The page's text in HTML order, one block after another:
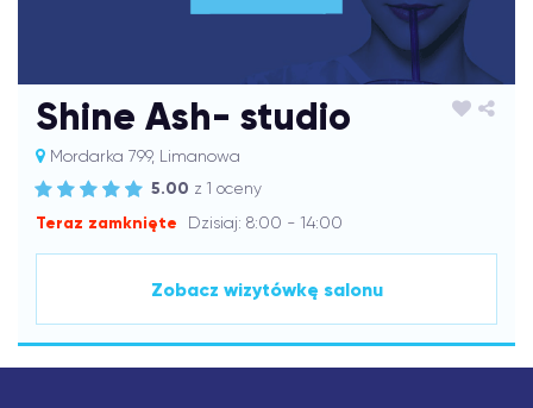
Shine Ash- studio
Mordarka 799, Limanowa
5.00 z 1 oceny
Teraz zamknięte Dzisiaj: 8:00 - 14:00
Zobacz wizytówkę salonu